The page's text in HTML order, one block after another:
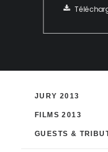
JURY 2013
FILMS 2013
GUESTS &